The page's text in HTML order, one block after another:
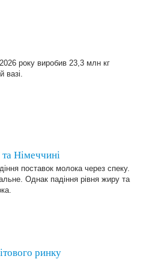
року виробив 23,3 млн кг
вазі.
Німеччині
поставок молока через спеку.
Однак падіння рівня жиру та
ринку